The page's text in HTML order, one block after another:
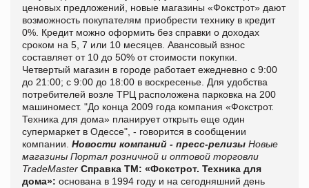
ценовых предложений, новые магазины «Фокстрот» дают
возможность покупателям приобрести технику в кредит
0%. Кредит можно оформить без справки о доходах
сроком на 5, 7 или 10 месяцев. Авансовый взнос
составляет от 10 до 50% от стоимости покупки.
Четвертый магазин в городе работает ежедневно с 9:00
до 21:00; с 9:00 до 18:00 в воскресенье. Для удобства
потребителей возле ТРЦ расположена парковка на 200
машиномест. "До конца 2009 года компания «Фокстрот.
Техника для дома» планирует открыть еще один
супермаркет в Одессе", - говорится в сообщении
компании. Новости компаний - пресс-релизы Новые
магазины Портал розничной и оптовой торговли
TradeMaster Справка ТМ: «Фокстрот. Техника для
дома»: основана в 1994 году и на сегодняшний день